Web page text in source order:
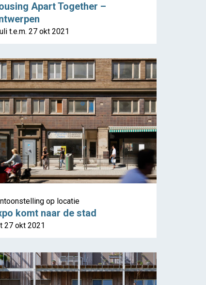
Apart Together –
t.e.m. 27 okt 2021
op locatie
komt naar de stad
27 okt 2021